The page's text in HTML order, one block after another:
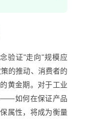
验证"走向"规模应
的推动、消费者的
黄金期。对于工业
——如何在保证产品
属性，将成为衡量